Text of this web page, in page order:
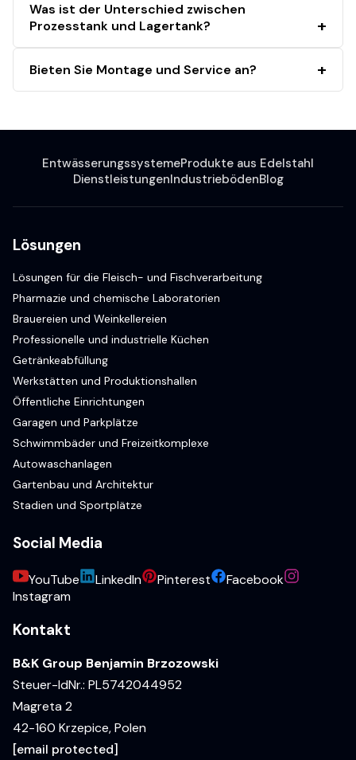
Was ist der Unterschied zwischen
Prozesstank und Lagertank?
Bieten Sie Montage und Service an?
EntwässerungssystemeProdukte aus Edelstahl
DienstleistungenIndustriebödenBlog
Lösungen
Lösungen für die Fleisch- und Fischverarbeitung
Pharmazie und chemische Laboratorien
Brauereien und Weinkellereien
Professionelle und industrielle Küchen
Getränkeabfüllung
Werkstätten und Produktionshallen
Öffentliche Einrichtungen
Garagen und Parkplätze
Schwimmbäder und Freizeitkomplexe
Autowaschanlagen
Gartenbau und Architektur
Stadien und Sportplätze
Social Media
YouTube LinkedIn Pinterest
Facebook
Instagram
Kontakt
B&K Group Benjamin Brzozowski
Steuer-IdNr.: PL5742044952
Magreta 2
42-160 Krzepice, Polen
[email protected]